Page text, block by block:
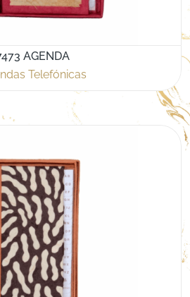
AGENDA
Telefónicas